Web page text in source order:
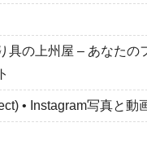
具の上州屋 – あなたの
• Instagram写真と動